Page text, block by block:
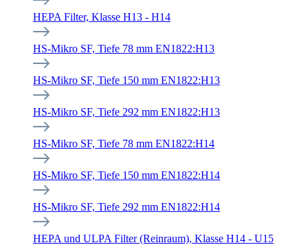
HEPA Filter, Klasse H13 - H14
HS-Mikro SF, Tiefe 78 mm EN1822:H13
HS-Mikro SF, Tiefe 150 mm EN1822:H13
HS-Mikro SF, Tiefe 292 mm EN1822:H13
HS-Mikro SF, Tiefe 78 mm EN1822:H14
HS-Mikro SF, Tiefe 150 mm EN1822:H14
HS-Mikro SF, Tiefe 292 mm EN1822:H14
HEPA und ULPA Filter (Reinraum), Klasse H14 - U15